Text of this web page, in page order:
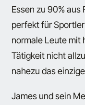
Essen zu 90% aus
perfekt für
normale Leute mit
Tätigkeit nicht
nahezu das
James und sein